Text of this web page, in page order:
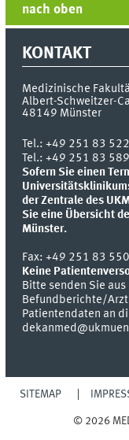
nach oben
KONTAKT
Medizinische
Albert-Schweitzer-
48149 Münster
Tel.:+49 251 83
Tel.: +49 251 83
Sofern Sie einen
der Zentrale des
Sie eine Übersicht
Münster.
Fax:+49 251 83
Keine
Bitte senden Sie
Befundberichte/
Patientendaten an
SITEMAP
© 2026